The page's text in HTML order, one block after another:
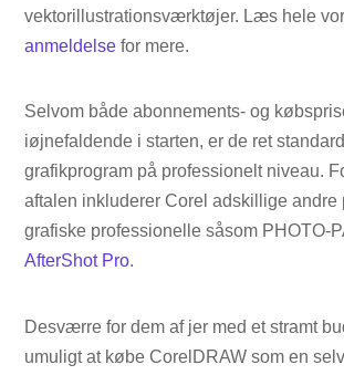
vektorillustrationsværktøjer. Læs hele
anmeldelse for mere.
Selvom både abonnements- og
iøjnefaldende i starten, er de ret
grafikprogram på professionelt niveau.
aftalen inkluderer Corel adskillige andre
grafiske professionelle såsom PHOTO-
AfterShot Pro.
Desværre for dem af jer med et stramt
umuligt at købe CorelDRAW som en